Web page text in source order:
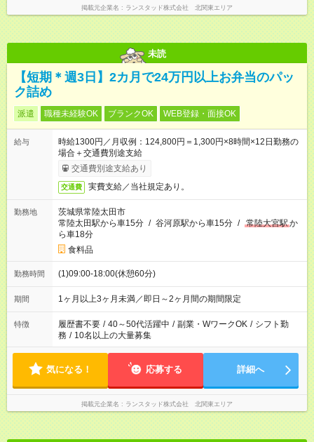
掲載元企業名 ランスタッド株式会社 北関東エリア
未読
【短期＊週3日】2カ月で24万円以上お弁当のパッ
ク詰め
派遣 職種未経験OK ブランクOK WEB登録・面接OK
給与
時給1300円／月収例：124,800円＝1,300円×8時間×12日勤務の
場合＋交通費別途支給
交通費別途支給あり
交通費 実費支給／当社規定あり。
勤務地
茨城県常陸太田市
常陸太田駅から車15分 / 谷河原駅から車15分 / 常陸大宮駅か
ら車18分
食料品
勤務時間 (1)09:00-18:00(休憩60分)
期間 1ヶ月以上3ヶ月未満／即日～2ヶ月間の期間限定
特徴 履歴書不要 / 40～50代活躍中 / 副業・WワークOK / シフト勤
務 / 10名以上の大量募集
気になる！ 応募する 詳細へ
掲載元企業名 ランスタッド株式会社 北関東エリア